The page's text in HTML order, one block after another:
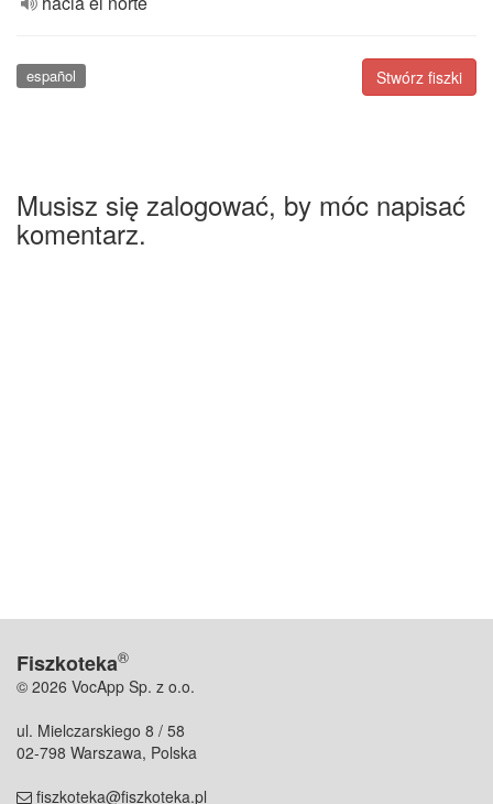
Stwórz fiszki
español
Musisz się zalogować, by móc napisać
komentarz.
Fiszkoteka®
© 2026 VocApp Sp. z o.o.
ul. Mielczarskiego 8 / 58
02-798 Warszawa, Polska
fiszkoteka@fiszkoteka.pl